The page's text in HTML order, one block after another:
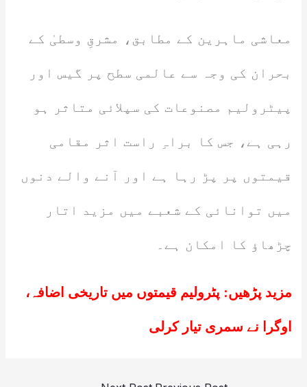
معاشی ماہرین کے مطابق، مشرقِ وسطیٰ کے
بحران کی وجہ سے عالمی سطح پر گیس اور
پیٹرولیم مصنوعات کی سپلائی متاثر ہو
رہی ہے، جس کا براہِ راست اثر مقامی
قیمتوں پر پڑ رہا ہے اور آنے والے دنوں
میں توانائی کے شعبے میں مزید اتار
چڑھاؤ کا امکان ہے۔
مزید پڑھیں: پٹرولیم قیمتوں میں تاریخی اضافہ،
اوگرا نے سمری تیار کرلی